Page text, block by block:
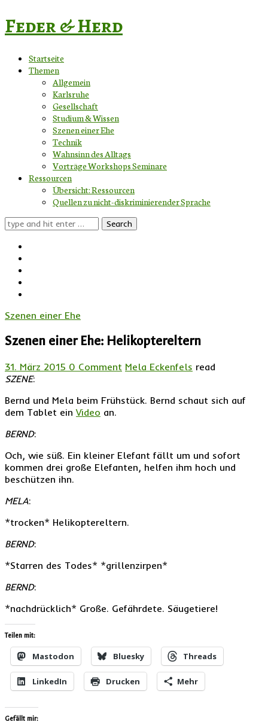
Feder & Herd
Startseite
Themen
Allgemein
Karlsruhe
Gesellschaft
Studium & Wissen
Szenen einer Ehe
Technik
Wahnsinn des Alltags
Vorträge Workshops Seminare
Ressourcen
Übersicht: Ressourcen
Quellen zu nicht-diskriminierender Sprache
Search
for:
Szenen einer Ehe
Szenen einer Ehe: Helikoptereltern
31. März 2015 0 Comment Mela Eckenfels read
SZENE:
Bernd und Mela beim Frühstück. Bernd schaut sich auf
dem Tablet einVideo an.
BERND:
Och, wie süß. Ein kleiner Elefant fällt um und sofort
kommen drei große Elefanten, helfen ihm hoch und
beschützen ihn.
MELA:
*trocken* Helikoptereltern.
BERND:
*Starren des Todes* *grillenzirpen*
BERND:
*nachdrücklich* Große. Gefährdete. Säugetiere!
Teilen mit:
Mastodon Bluesky Threads
LinkedIn Drucken Mehr
Gefällt mir: